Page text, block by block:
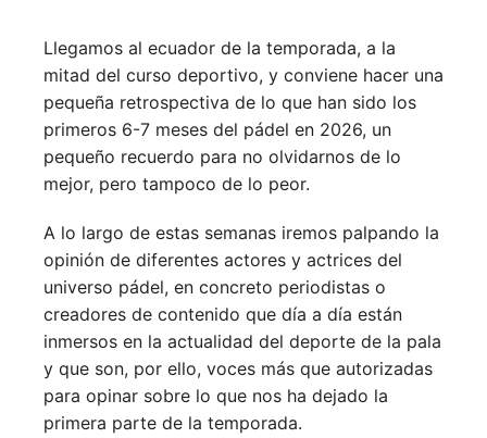
Llegamos al ecuador de la temporada, a la
mitad del curso deportivo, y conviene hacer una
pequeña retrospectiva de lo que han sido los
primeros 6-7 meses del pádel en 2026, un
pequeño recuerdo para no olvidarnos de lo
mejor, pero tampoco de lo peor.
A lo largo de estas semanas iremos palpando la
opinión de diferentes actores y actrices del
universo pádel, en concreto periodistas o
creadores de contenido que día a día están
inmersos en la actualidad del deporte de la pala
y que son, por ello, voces más que autorizadas
para opinar sobre lo que nos ha dejado la
primera parte de la temporada.